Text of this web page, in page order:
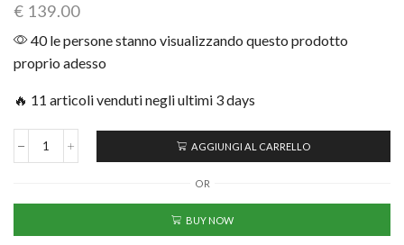
€ 139.00
40 le persone stanno visualizzando questo prodotto
proprio adesso
🔥 11 articoli venduti negli ultimi 3 days
AGGIUNGI AL CARRELLO
OR
BUY NOW